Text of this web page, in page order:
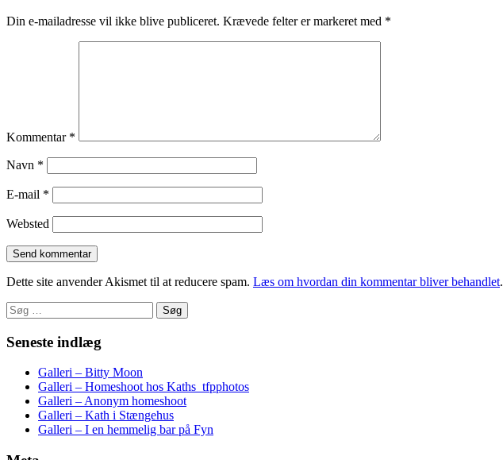
Din e-mailadresse vil ikke blive publiceret. Krævede felter er markeret med *
Kommentar *
Navn *
E-mail *
Websted
Dette site anvender Akismet til at reducere spam. Læs om hvordan din kommentar bliver behandlet.
Søg
efter:
Seneste indlæg
Galleri – Bitty Moon
Galleri – Homeshoot hos Kaths_tfpphotos
Galleri – Anonym homeshoot
Galleri – Kath i Stængehus
Galleri – I en hemmelig bar på Fyn